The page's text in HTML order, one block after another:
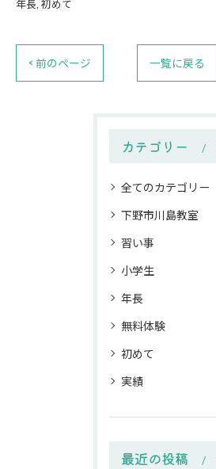
年長 初めて
< 前のページ 一覧に戻る
カテゴリー
全てのカテゴリー
下野市川島教室
習い事
小学生
年長
無料体験
初めて
実績
最近の投稿